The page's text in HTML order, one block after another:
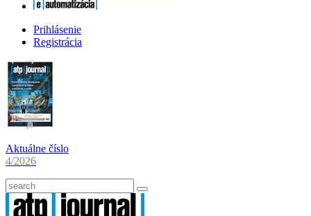
Prihlásenie
Registrácia
Aktuálne číslo
4/2026